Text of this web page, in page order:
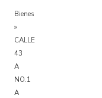
Bienes
»
CALLE
43
A
NO.1
A